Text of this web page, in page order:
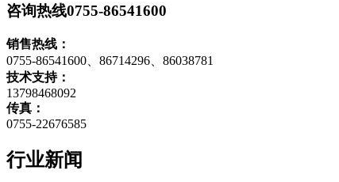
咨询热线0755-86541600
销售热线：
0755-86541600、86714296、86038781
技术支持：
13798468092
传真：
0755-22676585
行业新闻